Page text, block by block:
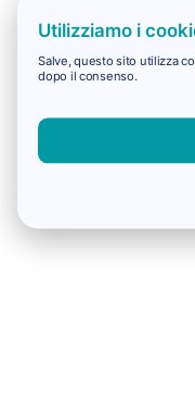
Utilizziamo i
Salve, questo sito utilizza
dopo il consenso.